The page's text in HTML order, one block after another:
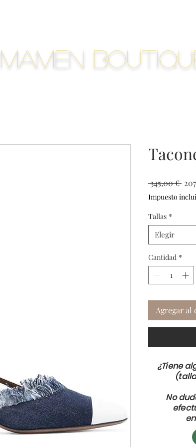
Mamen
345,00 €
Impuesto
Tallas *
Elegir
Cantidad *
Agregar al
¿Tiene
No